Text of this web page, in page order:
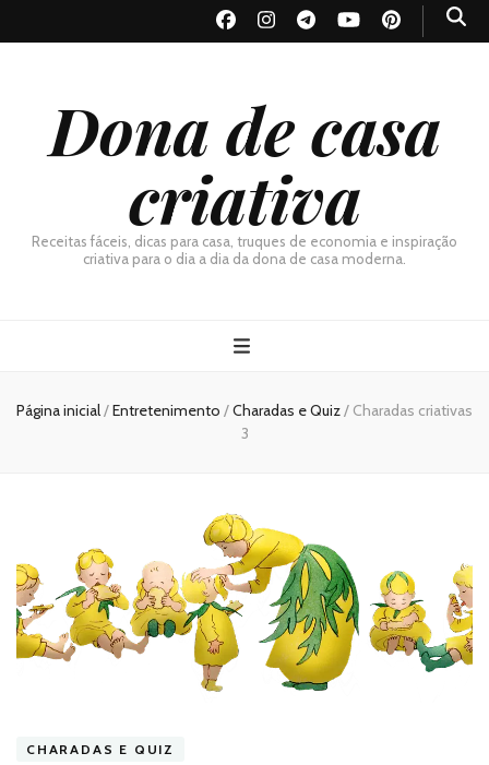
Dona de casa
criativa
Receitas fáceis, dicas para casa, truques de economia e inspiração
criativa para o dia a dia da dona de casa moderna.
Página inicial/Entretenimento /Charadas e Quiz/ Charadas criativas
3
CHARADAS E QUIZ